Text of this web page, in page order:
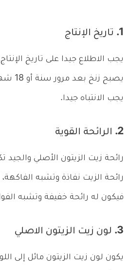
1. تاريخ الإنتاج
يجب الاطلاع جيدا على تاريخ
يصبح
يجب الانتباه جيدا.
2. الرائحة القوية
رائحة زيت الزيتون الأصلي
رائحة الزيت نفاذة وتشبه الفاكهة،
فيكون له رائحة خفيفة وتشبه
3. لون زيت الزيتون الاصلي
يكون لون زيت الزيتون مائل إلى